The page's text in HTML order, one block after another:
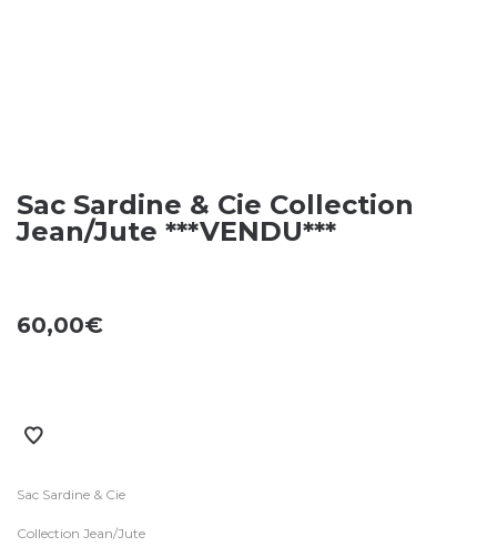
Sac Sardine & Cie Collection
Jean/Jute ***VENDU***
60,00€
Sac Sardine & Cie
Collection Jean/Jute